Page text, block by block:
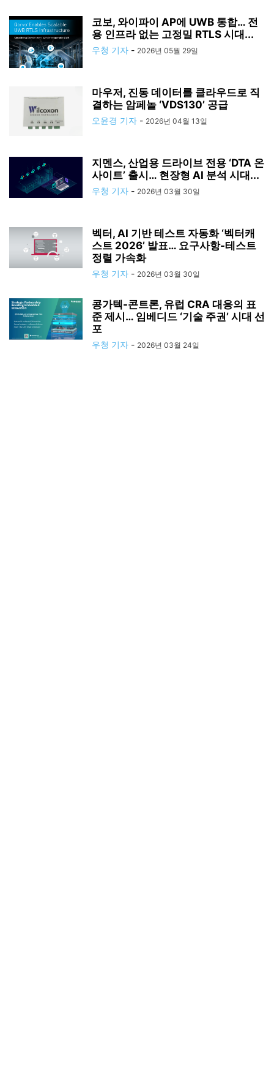
코보, 와이파이 AP에 UWB 통합… 전
용 인프라 없는 고정밀 RTLS 시대...
우청 기자 - 2026년 05월 29일
마우저, 진동 데이터를 클라우드로 직
결하는 암페놀 ‘VDS130’ 공급
오윤경 기자 - 2026년 04월 13일
지멘스, 산업용 드라이브 전용 ‘DTA 온
사이트’ 출시… 현장형 AI 분석 시대...
우청 기자 - 2026년 03월 30일
벡터, AI 기반 테스트 자동화 ‘벡터캐
스트 2026’ 발표… 요구사항-테스트
정렬 가속화
우청 기자 - 2026년 03월 30일
콩가텍-콘트론, 유럽 CRA 대응의 표
준 제시… 임베디드 ‘기술 주권’ 시대 선
포
우청 기자 - 2026년 03월 24일